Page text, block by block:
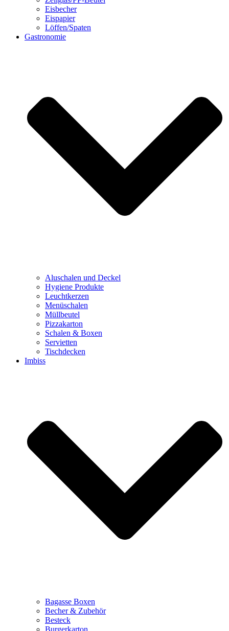
Eisbecher
Eispapier
Löffen/Spaten
Gastronomie
Aluschalen und Deckel
Hygiene Produkte
Leuchtkerzen
Menüschalen
Müllbeutel
Pizzakarton
Schalen & Boxen
Servietten
Tischdecken
Imbiss
Bagasse Boxen
Becher & Zubehör
Besteck